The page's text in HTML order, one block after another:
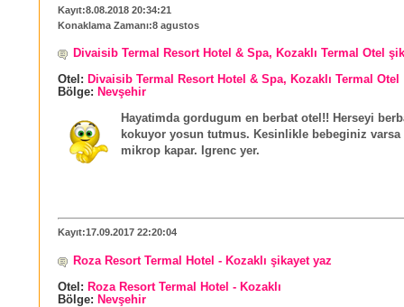
Kayıt:8.08.2018 20:34:21
Konaklama Zamanı:8 agustos
Divaisib Termal Resort Hotel & Spa, Kozaklı Termal Otel
Otel: Divaisib Termal Resort Hotel & Spa, Kozaklı Termal Otel
Bölge: Nevşehir
Hayatimda gordugum en berbat otel!! Herseyi
kokuyor yosun tutmus. Kesinlikle bebeginiz varsa
mikrop kapar. Igrenc yer.
Kayıt:17.09.2017 22:20:04
Roza Resort Termal Hotel - Kozaklı şikayet yaz
Otel: Roza Resort Termal Hotel - Kozaklı
Bölge: Nevşehir